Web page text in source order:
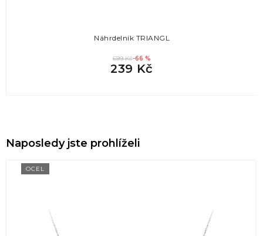
Náhrdelník TRIANGL
699 Kč-66 %
239 Kč
Naposledy jste prohlíželi
OCEL